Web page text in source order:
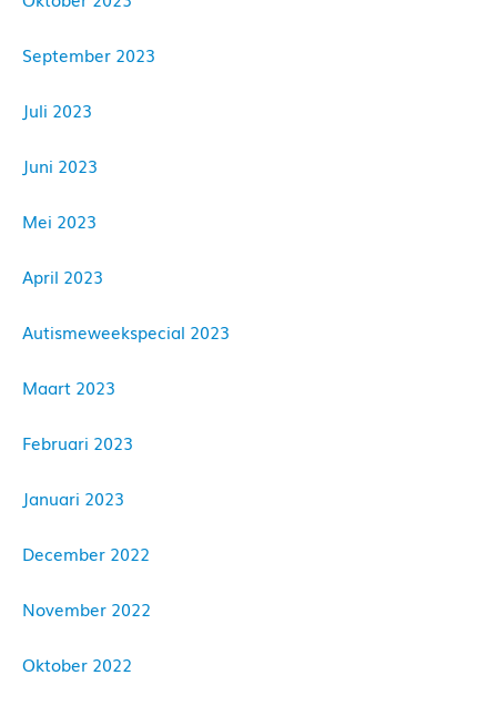
September 2023
Juli 2023
Juni 2023
Mei 2023
April 2023
Autismeweekspecial 2023
Maart 2023
Februari 2023
Januari 2023
December 2022
November 2022
Oktober 2022